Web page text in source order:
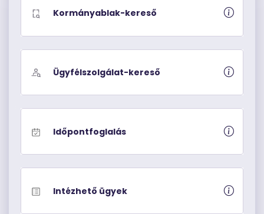
Kormányablak-kereső
Ügyfélszolgálat-kereső
Időpontfoglalás
Intézhető ügyek